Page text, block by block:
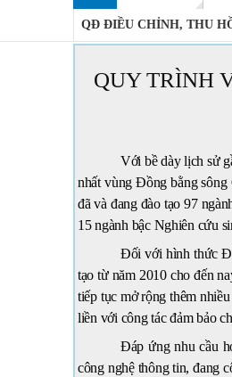
QĐ ĐIỀU CHỈNH, THU
QUY TRÌNH
Với bề dày lịch sử
nhất vùng Đồng bằng
đã và đang đào tạo 97
15 ngành bậc Nghiên cứu
Đối với hình thức
tạo từ năm 2010 cho đến
tiếp tục mở rộng thêm
liền với công tác đảm bảo
Đáp ứng nhu cầu
công nghệ thông tin, đang